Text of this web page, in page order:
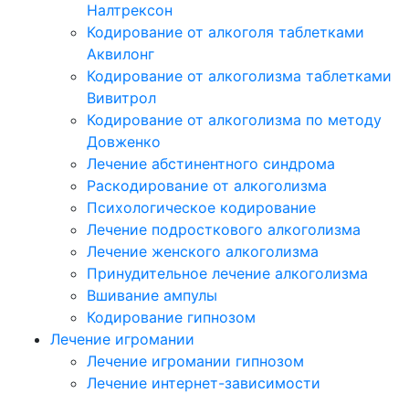
Налтрексон
Кодирование от алкоголя таблетками
Аквилонг
Кодирование от алкоголизма таблетками
Вивитрол
Кодирование от алкоголизма по методу
Довженко
Лечение абстинентного синдрома
Раскодирование от алкоголизма
Психологическое кодирование
Лечение подросткового алкоголизма
Лечение женского алкоголизма
Принудительное лечение алкоголизма
Вшивание ампулы
Кодирование гипнозом
Лечение игромании
Лечение игромании гипнозом
Лечение интернет-зависимости